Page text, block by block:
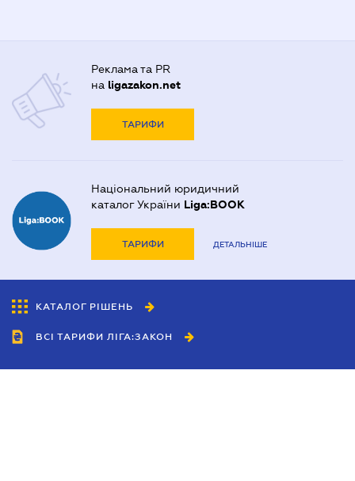
Реклама та PR
на ligazakon.net
ТАРИФИ
Національний юридичний
каталог України Liga:BOOK
ТАРИФИ ДЕТАЛЬНІШЕ
КАТАЛОГ РІШЕНЬ
ВСІ ТАРИФИ ЛІГА:ЗАКОН